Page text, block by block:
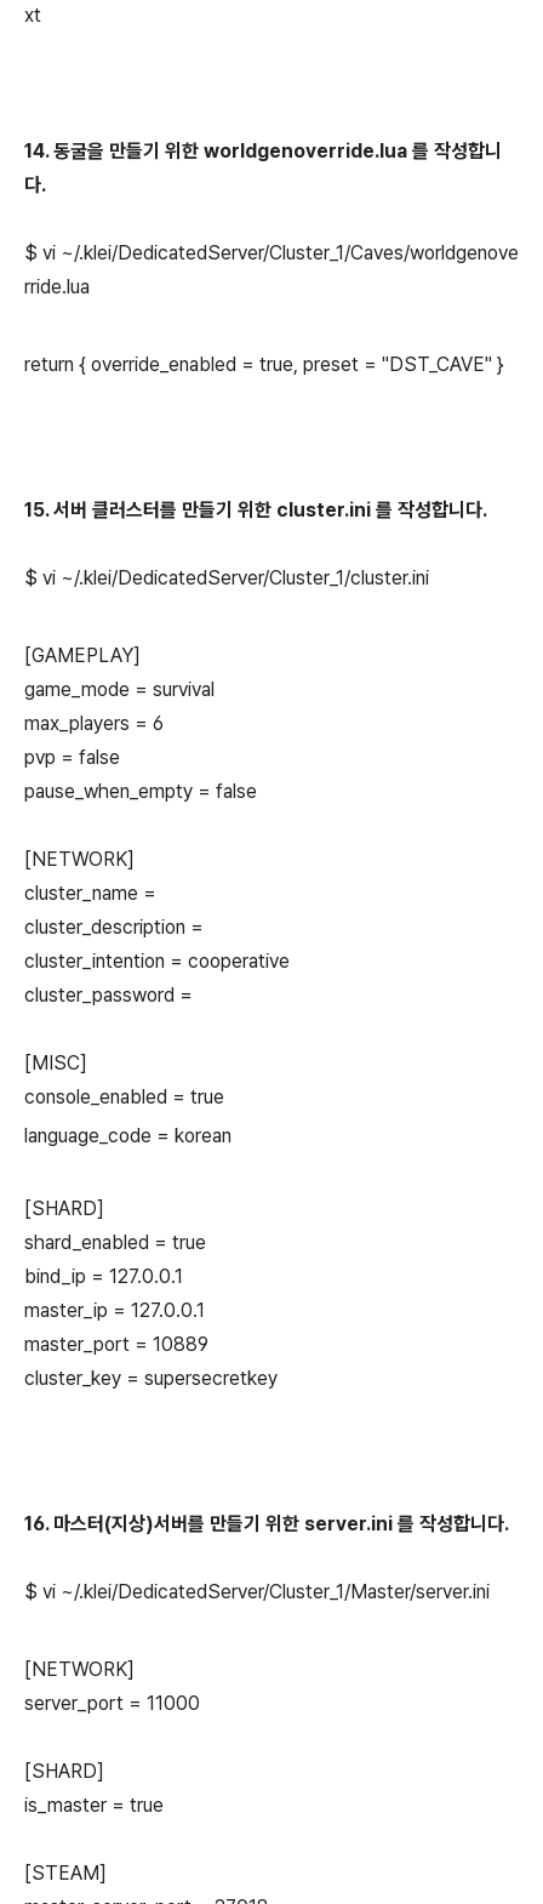
xt
14. 동굴을 만들기 위한 worldgenoverride.lua 를 작성합니
다.
$ vi ~/.klei/DedicatedServer/Cluster_1/Caves/worldgenove
rride.lua
return { override_enabled = true, preset = "DST_CAVE" }
15. 서버 클러스터를 만들기 위한 cluster.ini 를 작성합니다.
$ vi ~/.klei/DedicatedServer/Cluster_1/cluster.ini
[GAMEPLAY]
game_mode = survival
max_players = 6
pvp = false
pause_when_empty = false
[NETWORK]
cluster_name =
cluster_description =
cluster_intention = cooperative
cluster_password =
[MISC]
console_enabled = true
language_code = korean
[SHARD]
shard_enabled = true
bind_ip = 127.0.0.1
master_ip = 127.0.0.1
master_port = 10889
cluster_key = supersecretkey
16. 마스터(지상)서버를 만들기 위한 server.ini 를 작성합니다.
$ vi ~/.klei/DedicatedServer/Cluster_1/Master/server.ini
[NETWORK]
server_port = 11000
[SHARD]
is_master = true
[STEAM]